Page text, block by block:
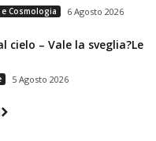
Cosmologia 6 Agosto 2026
cielo – Vale la sveglia?Le
5 Agosto 2026